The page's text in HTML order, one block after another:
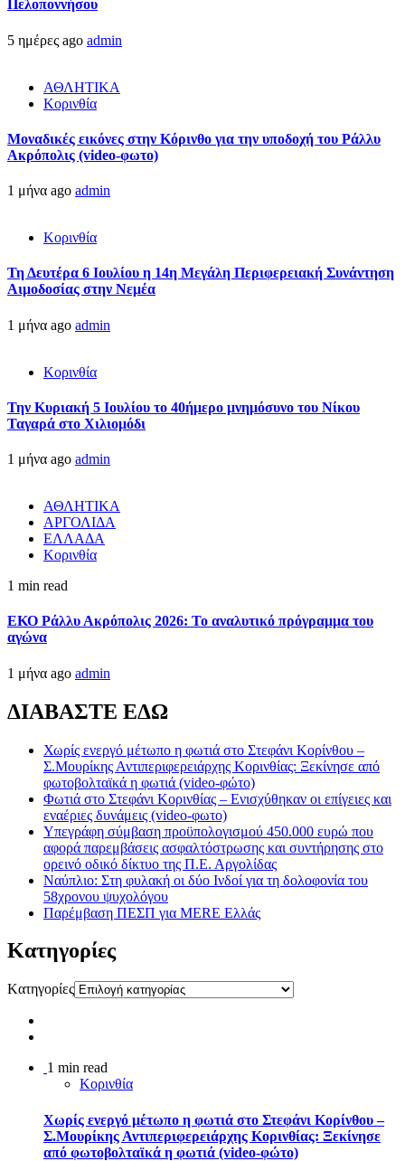
Πελοποννήσου
5 ημέρες ago admin
ΑΘΛΗΤΙΚΑ
Κορινθία
Μοναδικές εικόνες στην Κόρινθο για την υποδοχή του Ράλλυ
Ακρόπολις (video-φωτο)
1 μήνα ago admin
Κορινθία
Τη Δευτέρα 6 Ιουλίου η 14η Μεγάλη Περιφερειακή Συνάντηση
Αιμοδοσίας στην Νεμέα
1 μήνα ago admin
Κορινθία
Την Κυριακή 5 Ιουλίου το 40ήμερο μνημόσυνο του Νίκου
Ταγαρά στο Χιλιομόδι
1 μήνα ago admin
ΑΘΛΗΤΙΚΑ
ΑΡΓΟΛΙΔΑ
ΕΛΛΑΔΑ
Κορινθία
1 min read
ΕΚΟ Ράλλυ Ακρόπολις 2026: Το αναλυτικό πρόγραμμα του
αγώνα
1 μήνα ago admin
ΔΙΑΒΑΣΤΕ ΕΔΩ
Χωρίς ενεργό μέτωπο η φωτιά στο Στεφάνι Κορίνθου –
Σ.Μουρίκης Αντιπεριφερειάρχης Κορινθίας: Ξεκίνησε από
φωτοβολταϊκά η φωτιά (video-φώτο)
Φωτιά στο Στεφάνι Κορινθίας – Ενισχύθηκαν οι επίγειες και
εναέριες δυνάμεις (video-φωτο)
Υπεγράφη σύμβαση προϋπολογισμού 450.000 ευρώ που
αφορά παρεμβάσεις ασφαλτόστρωσης και συντήρησης στο
ορεινό οδικό δίκτυο της Π.Ε. Αργολίδας
Ναύπλιο: Στη φυλακή οι δύο Ινδοί για τη δολοφονία του
58χρονου ψυχολόγου
Παρέμβαση ΠΕΣΠ για MERE Ελλάς
Kατηγορίες
Kατηγορίες
1 min read
Κορινθία
Χωρίς ενεργό μέτωπο η φωτιά στο Στεφάνι Κορίνθου –
Σ.Μουρίκης Αντιπεριφερειάρχης Κορινθίας: Ξεκίνησε
από φωτοβολταϊκά η φωτιά (video-φώτο)